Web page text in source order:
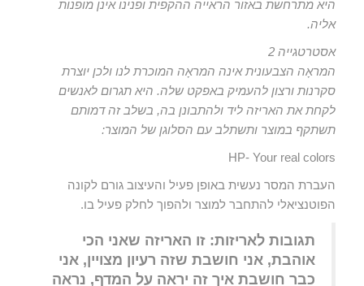
היא מתרחשת באזור הראייה ההקפית ופנינו אינן מופנות
אליה.
אסטרטגייה 2
המראָה הצבעונית אינה המראָה המוכרת לנו ולכן יוצרת
סקרנות ורצון להעמיק באפקט שלה. היא תגרום לאנשים
לקחת את האריזה ליד ולהתבונן בה, בשלב זה דמותם
תשתקף במוצר ותשתלב עם הסלוגן של המוצר:
HP- Your real colors
העברת המסר נעשית באופן פעיל והעיצוב גורם לקונה
הפוטנציאלי להתחבר למוצר ולהפוך לחלק פעיל בו.
תגובות לאריזות: זו האריזה שאני הכי
אוהבת, אני חושבת שזה רעיון מצויין, אני
כבר חושבת איך זה יראה על המדף, נראה